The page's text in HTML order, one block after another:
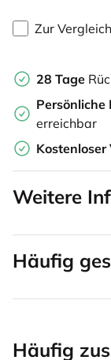
Zur
28 Tage
Persönliche
erreichbar
Kostenloser
Weitere
Häufig
Häufig